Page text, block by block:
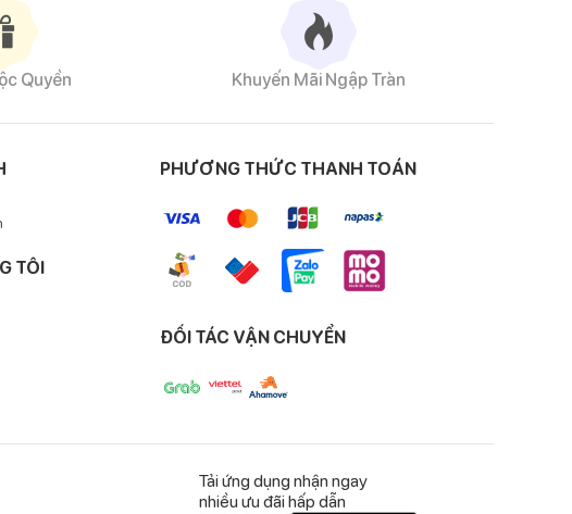
thương nào trên làn da non nớt
Quyền Khuyến Mãi Ngập Tràn
TÔI
PHƯƠNG THỨC THANH TOÁN
ĐỐI TÁC VẬN CHUYỂN
Tải ứng dụng nhận ngay
nhiều ưu đãi hấp dẫn